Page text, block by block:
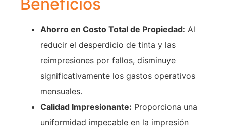
Ahorro en Costo Total de Propiedad: Al
reducir el desperdicio de tinta y las
reimpresiones por fallos, disminuye
significativamente los gastos operativos
mensuales.
Calidad Impresionante: Proporciona una
uniformidad impecable en la impresión